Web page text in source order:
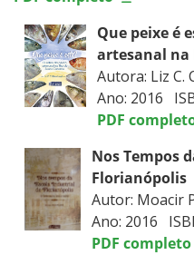
Que peixe é
artesanal na
Autora: Liz C.
Ano: 2016
PDF
Nos Tempos
Florianópolis
Autor: Moacir
Ano: 2016
PDF completo